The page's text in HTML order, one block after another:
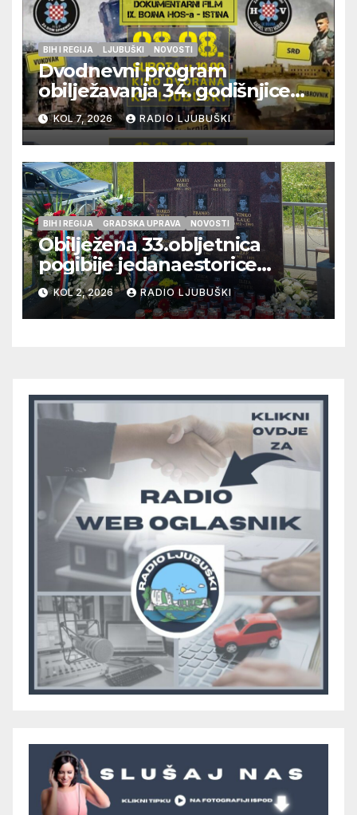
BIH I REGIJA LJUBUŠKI NOVOSTI
Dvodnevni program
obilježavanja 34. godišnjice
pogibije generala Blaža
Kraljevića i osmorice
pripadnika HOS-a
KOL 7, 2026 RADIO LJUBUŠKI
BIH I REGIJA GRADSKA UPRAVA NOVOSTI
Obilježena 33.obljetnica
pogibije jedanaestorice
ljubuških branitelja
KOL 2, 2026 RADIO LJUBUŠKI